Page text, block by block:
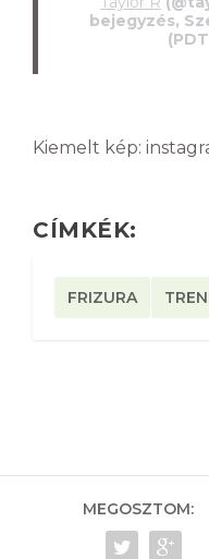
bejegyzés,
Kiemelt kép:
CÍMKÉK:
FRIZURA
MEGOSZTOM: